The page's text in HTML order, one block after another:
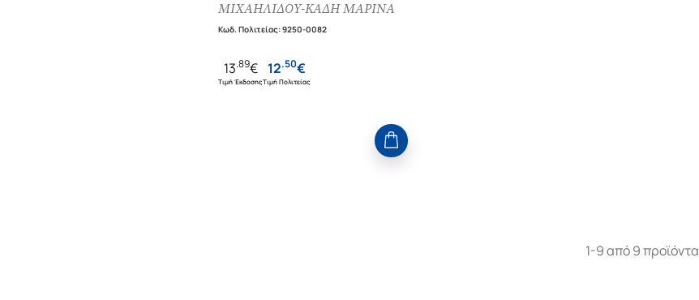
ΜΙΧΑΗΛΙΔΟΥ-ΚΑΔΗ ΜΑΡΙΝΑ
Κωδ. Πολιτείας:9250-0082
13.89€
Τιμή Έκδοσης
12.50€
Τιμή Πολιτείας
1-9 από 9 προϊόντα